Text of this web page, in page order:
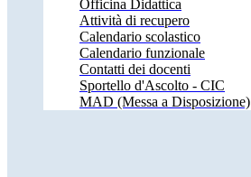
Officina Didattica
Attività di recupero
Calendario scolastico
Calendario funzionale
Contatti dei docenti
Sportello d'Ascolto - CIC
MAD (Messa a Disposizione)